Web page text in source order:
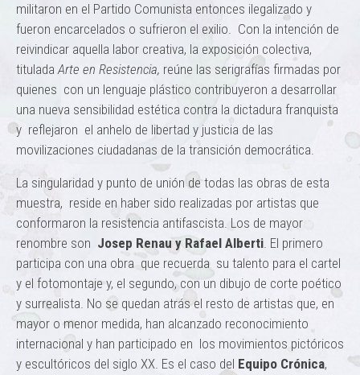
militaron en el Partido Comunista entonces ilegalizado y
fueron encarcelados o sufrieron el exilio. Con la intención de
reivindicar aquella labor creativa, la exposición colectiva,
tituladaArte en Resistencia, reúne las serigrafías firmadas por
quienes con un lenguaje plástico contribuyeron a desarrollar
una nueva sensibilidad estética contra la dictadura franquista
y reflejaron el anhelo de libertad y justicia de las
movilizaciones ciudadanas de la transición democrática.
La singularidad y punto de unión de todas las obras de esta
muestra, reside en haber sido realizadas por artistas que
conformaron la resistencia antifascista. Los de mayor
renombre son Josep Renau y Rafael Alberti. El primero
participa con una obra que recuerda su talento para el cartel
y el fotomontaje y, el segundo, con un dibujo de corte poético
y surrealista. No se quedan atrás el resto de artistas que, en
mayor o menor medida, han alcanzado reconocimiento
internacional y han participado en los movimientos pictóricos
y escultóricos del siglo XX. Es el caso del Equipo Crónica,